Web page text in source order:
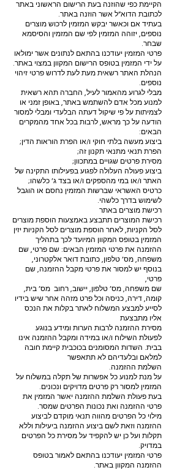
הקיימת כפי שהוזנה בעת הרישום הראשוני באתר
לכתובת הדוא”ל אשר הוזנה באתר.
בעתיד אם וכאשר יבקש המזמין לרכוש מוצרים
נוספים, יזוהה המזמין לפי שם המזמין והסיסמא
שבחר.
פרטי המזמין יעודכנו בהתאם לנתונים אשר ימולאו
על ידי המזמין בטופס הרישום המקוון במצוי באתר.
הנהלת האתר רשאית מעת לעת לדרוש פרטי זיהוי
נוספים.
מבלי לגרוע מהאמור לעיל, החברה תהא רשאית
למנוע מכל אדם להשתמש באתר, באופן זמני או
לצמיתות על פי שיקול דעתה הבלעדי ומבלי למסור
הודעה על כך מראש, לרבות בכל אחד מהמקרים
הבאים:
ביצוע מעשה בלתי חוקי ו/או הפרת הוראות הדין;
הפרת תנאי מתנאי תקנון זה;
מסירת פרטים שגויים במתכוון;
ביצוע פעולה העלולה לפגוע בפעילותו התקינה של
האתר ו/או במי מהספקים ו/או בצד ג’ כלשהו;
כרטיס האשראי שברשות המזמין נחסם או הוגבל
לשימוש בדרך כלשהי.
רכישת מוצרים באתר
רכישת המוצרים תתבצע באמצעות הוספת מוצרים
לסל הקניות, לאחר הוספת מוצרים לסל הקניות יזין
המזמין בטופס המקוון המיועד לכך בתהליך
ההזמנה את פרטי המזמין הבאים: שם פרטי, שם
משפחה, מס’ טלפון, כתובת דואר אלקטרוני,
בנוסף יש למסור את פרטי מקבל ההזמנה, שם
פרטי,
שם משפחה, מס’ טלפון, יישוב, רחוב מס’ בית,
קומה, דירה, כניסה וכל פרט מזהה אחר שיש בידיו
לסייע למבצע המשלוח לאתר בקלות את הנכס
אליו מתבצעת
מסירת ההזמנה לרבות הערות ומידע בנוגע
לפעולת השילוח ו/או במידה ומקבל ההזמנה אינו
בבית. השדות המסומנים בכוכבית קיימת חובה
למלאם ובלעדיהם לא תתאפשר
השלמת ההזמנה.
על מנת למנוע כל אפשרות של תקלה במשלוח על
המזמין למסור רק פרטים מדויקים ונכונים.
בעת פעולת השלמת ההזמנה יאשר המזמין את
פרטי ההזמנה ואת נכונות הפרטים שמסר.
מילוי כל הפרטים מהווה תנאי מוקדם לביצוע
ההזמנה וזאת לשם ביצוע ההזמנה ביעילות וללא
תקלות ועל כן יש להקפיד על מסירת כל הפרטים
במדויק.
פרטי המזמין יעודכנו בהתאם לאמור בטופס
ההזמנה המקוון באתר.